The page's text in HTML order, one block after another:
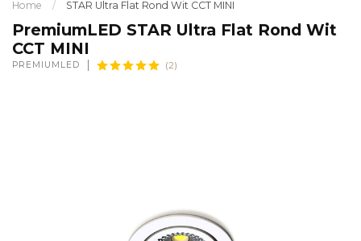
Home / STAR Ultra Flat Rond Wit CCT MINI
PremiumLED STAR Ultra Flat Rond Wit
CCT MINI
PREMIUMLED (2)